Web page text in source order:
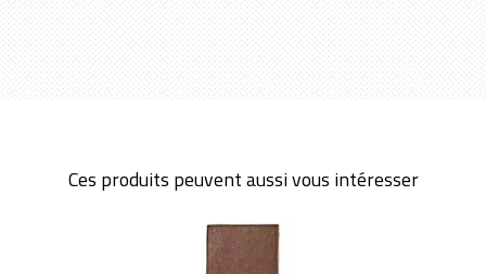
Ces produits peuvent aussi vous intéresser